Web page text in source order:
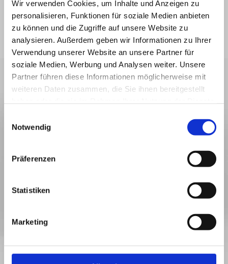
Wir verwenden Cookies, um Inhalte und Anzeigen zu
personalisieren, Funktionen für soziale Medien anbieten
zu können und die Zugriffe auf unsere Website zu
analysieren. Außerdem geben wir Informationen zu Ihrer
Verwendung unserer Website an unsere Partner für
soziale Medien, Werbung und Analysen weiter. Unsere
Partner führen diese Informationen möglicherweise mit
weiteren Daten zusammen, die Sie ihnen bereitgestellt
Notwendig
Präferenzen
Statistiken
Marketing